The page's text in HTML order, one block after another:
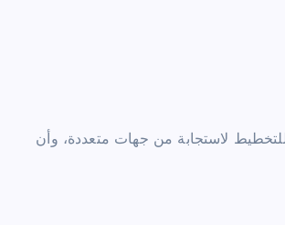
لاستجابة من جهات متعددة، وأن